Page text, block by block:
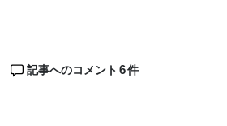
記事へのコメント 6件